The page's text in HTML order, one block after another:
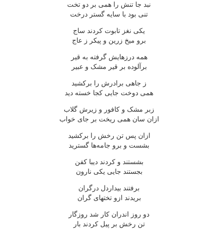
نبد جا تنش را همی بر دو تخت
تنی بود با سایه گستر درخت
یکی نغز تابوت کردند ساج
برو میخ زرین و پیکر ز عاج
همه درزهایش گرفته به قیر
برآلوده بر قیر مشک و عبیر
ز جاهی برادرش را برکشید
همی دوخت جایی کجا خسته دید
زبر مشک و کافور و زیرش گلاب
ازان سان همی ریخت بر جای خواب
ازان پس تن رخش را برکشید
بشست و برو جامه‌ها گسترید
بشستند و کردند دیبا کفن
بجستند جایی یکی نارون
برفتند بیداردل درگران
بریدند ازو تختهای گران
دو روز اندران کار شد روزگار
تن رخش بر پیل کردند بار